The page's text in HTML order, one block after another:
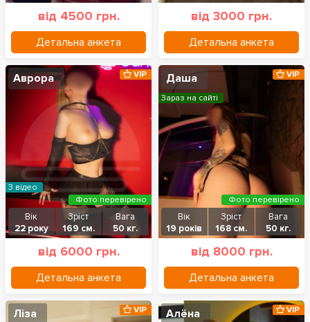
від 4500 грн.
Детальна анкета
від 3000 грн.
Детальна анкета
Аврора
Вік
22 року
Зріст
169 см.
Вага
50 кг.
від 6000 грн.
Детальна анкета
VIP
З відео
Фото перевірено
Даша
Вік
19 років
Зріст
168 см.
Вага
50 кг.
від 8000 грн.
Детальна анкета
VIP
Зараз на сайті
Фото перевірено
Ліза VIP Алёна VIP